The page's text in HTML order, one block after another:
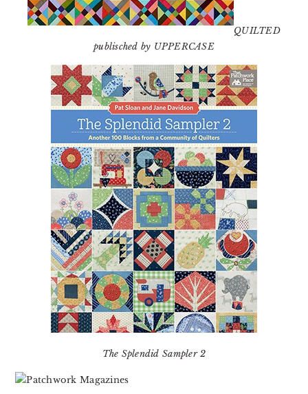
QUILTED
publisched by UPPERCASE
The Splendid Sampler 2